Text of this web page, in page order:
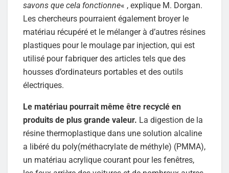
savons que cela fonctionne« , explique M. Dorgan.
Les chercheurs pourraient également broyer le
matériau récupéré et le mélanger à d’autres résines
plastiques pour le moulage par injection, qui est
utilisé pour fabriquer des articles tels que des
housses d’ordinateurs portables et des outils
électriques.
Le matériau pourrait même être recyclé en
produits de plus grande valeur. La digestion de la
résine thermoplastique dans une solution alcaline
a libéré du poly(méthacrylate de méthyle) (PMMA),
un matériau acrylique courant pour les fenêtres,